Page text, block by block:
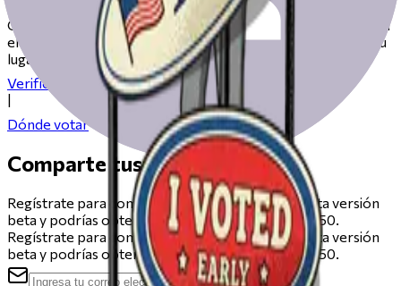
Consulta nuestros recursos para ayudarte a prepararte para
el día de las elecciones, desde registrarte hasta encontrar tu
lugar de votación.
Verifica tu registro
Dónde votar
Comparte tus comentarios
Regístrate para compartir comentarios sobre esta versión
beta y podrías obtener una tarjeta de regalo de $50.
Regístrate para compartir comentarios sobre esta versión
beta y podrías obtener una tarjeta de regalo de $50.